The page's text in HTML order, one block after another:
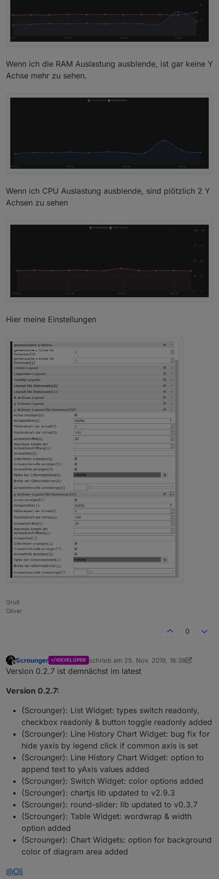
Wenn ich die RAM Auslastung ausblende, ist gar keine Y
Achse mehr zu sehen.
Wenn ich CPU Auslastung ausblende, sind plötzlich 2 Y
Achsen zu sehen
Hier meine Einstellungen
Gruß
Oliver
0
Offline
Scrounger DEVELOPER schrieb am 25. Nov. 2019, 18:38
zuletzt editiert von Scrounger
Version 0.2.7 ist demnächst im latest
Version 0.2.7:
(Scrounger): List Widget: types switch readonly,
checkbox readonly & button toggle readonly added
(Scrounger): Line History Chart Widget: bug fix for
hide yaxis by legend click if common axis is set
(Scrounger): Line History Chart Widget: option to
append text to yAxis values added
(Scrounger): Switch Widget: color options added
(Scrounger): chartjs lib updated to v2.9.3
(Scrounger): round-slider: lib updated to v0.3.7
(Scrounger): Table Widget: wordwrap & width
option added
(Scrounger): Chart Widgets: option for background
color of diagram area added
@Oli